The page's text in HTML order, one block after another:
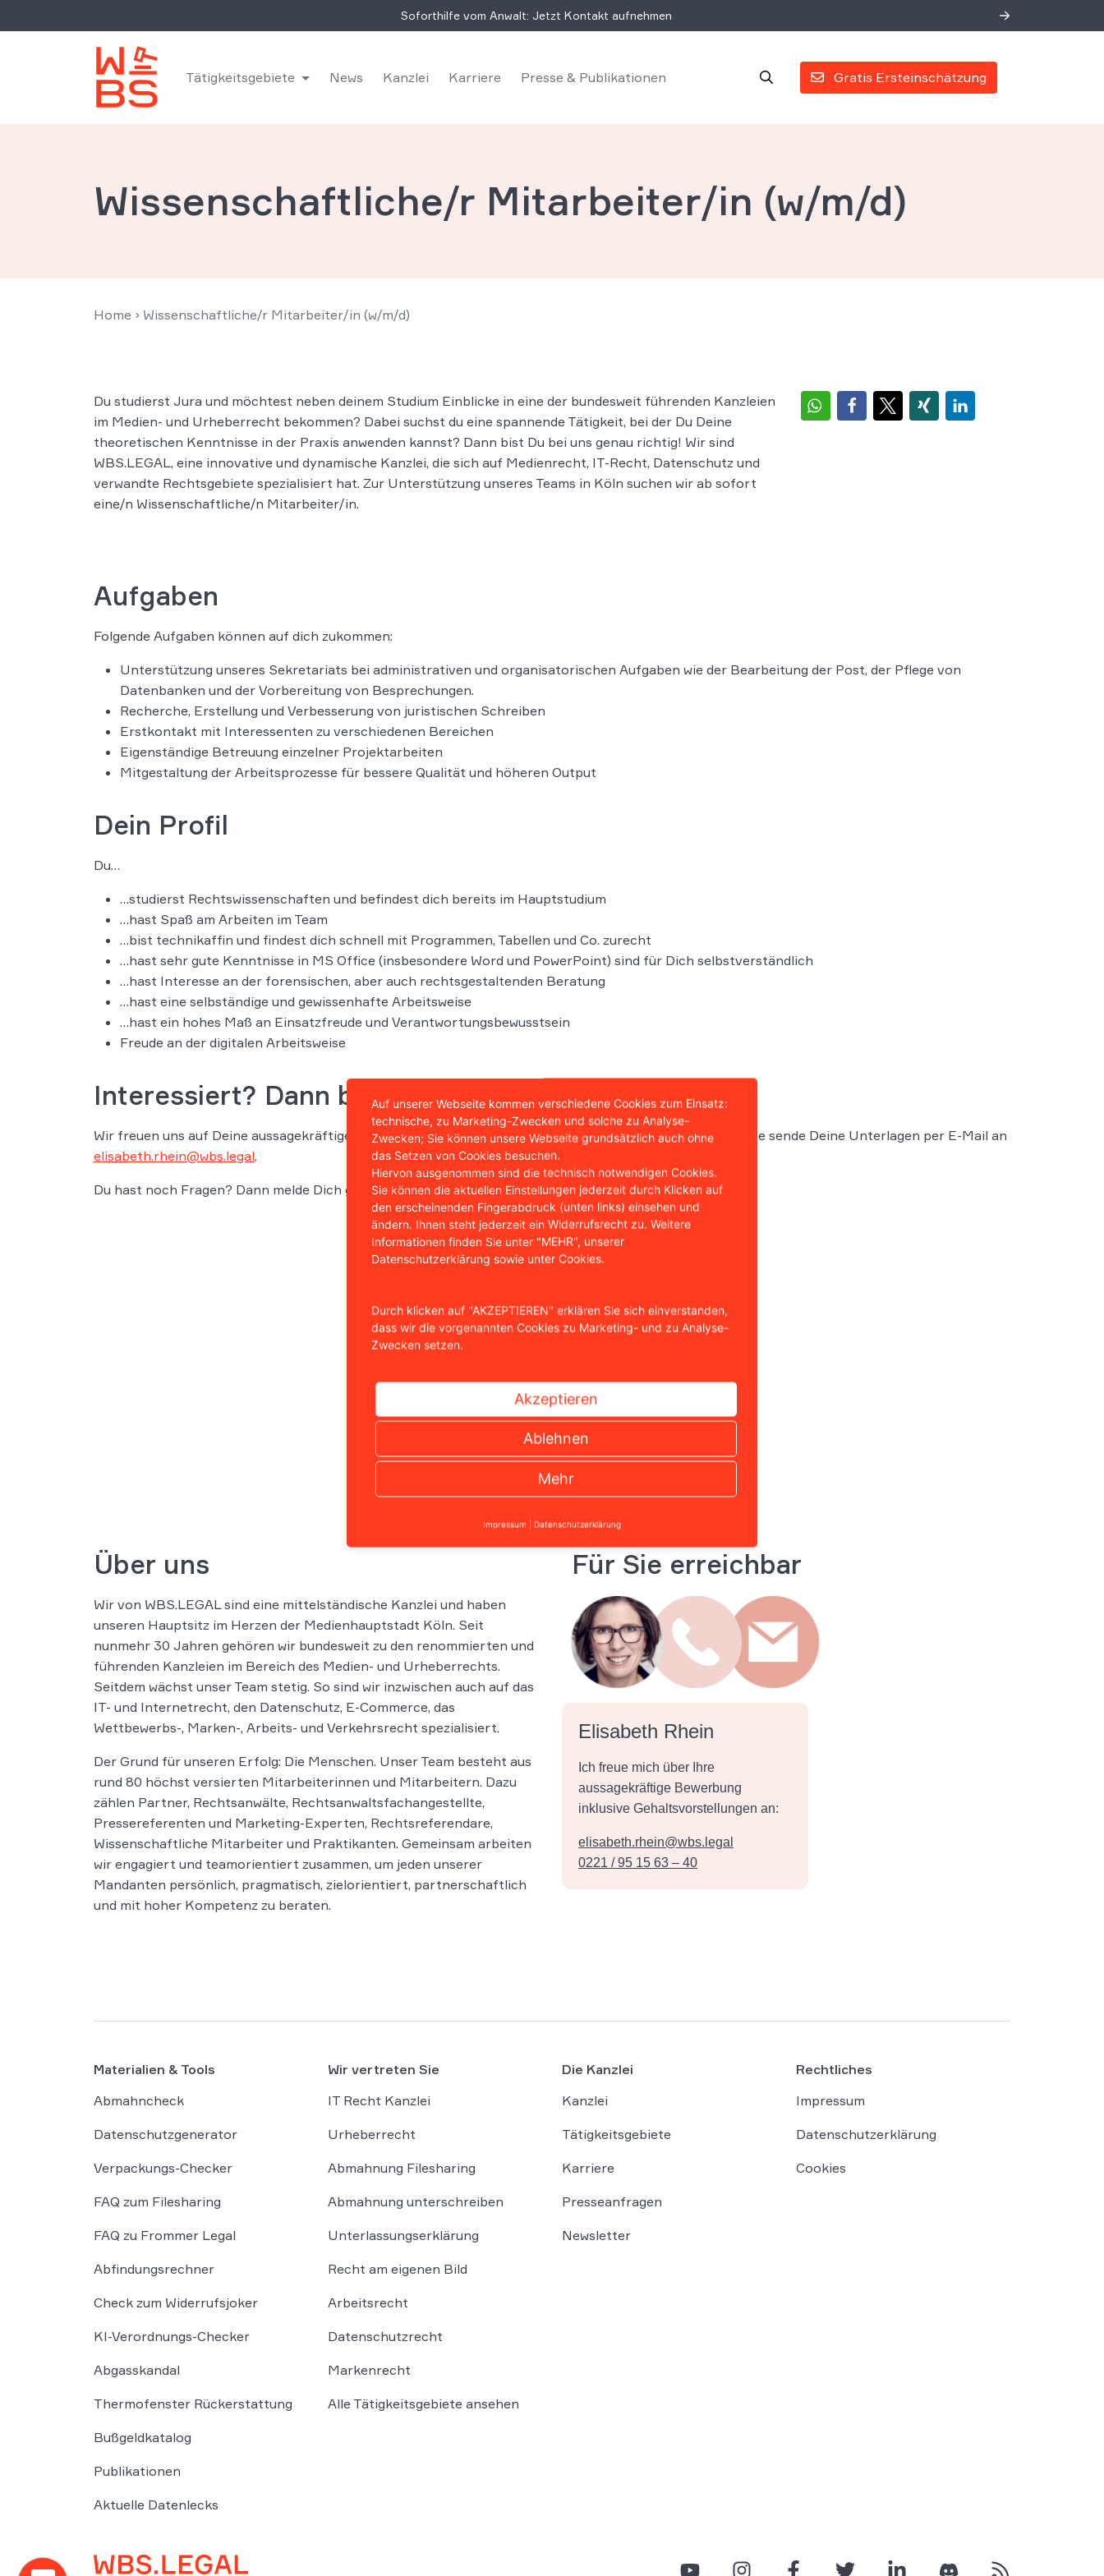
Soforthilfe vom Anwalt: Jetzt Kontakt aufnehmen
Gratis Ersteinschätzung
Tätigkeitsgebiete News Kanzlei Karriere Presse & Publikationen
Wissenschaftliche/r Mitarbeiter/in (w/m/d)
Home › Wissenschaftliche/r Mitarbeiter/in (w/m/d)
Du studierst Jura und möchtest neben deinem Studium Einblicke in eine der bundesweit führenden Kanzleien
im Medien- und Urheberrecht bekommen? Dabei suchst du eine spannende Tätigkeit, bei der Du Deine
theoretischen Kenntnisse in der Praxis anwenden kannst? Dann bist Du bei uns genau richtig! Wir sind
WBS.LEGAL, eine innovative und dynamische Kanzlei, die sich auf Medienrecht, IT-Recht, Datenschutz und
verwandte Rechtsgebiete spezialisiert hat. Zur Unterstützung unseres Teams in Köln suchen wir ab sofort
eine/n Wissenschaftliche/n Mitarbeiter/in.
Aufgaben
Folgende Aufgaben können auf dich zukommen:
Unterstützung unseres Sekretariats bei administrativen und organisatorischen Aufgaben wie der Bearbeitung der Post, der Pflege von
Datenbanken und der Vorbereitung von Besprechungen.
Recherche, Erstellung und Verbesserung von juristischen Schreiben
Erstkontakt mit Interessenten zu verschiedenen Bereichen
Eigenständige Betreuung einzelner Projektarbeiten
Mitgestaltung der Arbeitsprozesse für bessere Qualität und höheren Output
Dein Profil
Du…
…studierst Rechtswissenschaften und befindest dich bereits im Hauptstudium
…hast Spaß am Arbeiten im Team
…bist technikaffin und findest dich schnell mit Programmen, Tabellen und Co. zurecht
…hast sehr gute Kenntnisse in MS Office (insbesondere Word und PowerPoint) sind für Dich selbstverständlich
…hast Interesse an der forensischen, aber auch rechtsgestaltenden Beratung
…hast eine selbständige und gewissenhafte Arbeitsweise
…hast ein hohes Maß an Einsatzfreude und Verantwortungsbewusstsein
Freude an der digitalen Arbeitsweise
Interessiert? Dann bewirb Dich jetzt!
Wir freuen uns auf Deine aussagekräftige Bewerbung inklusive Lebenslauf und relevanten Zeugnissen. Bitte sende Deine Unterlagen per E-Mail an
elisabeth.rhein@wbs.legal.
Du hast noch Fragen? Dann melde Dich gerne bei uns telefonisch unter0221 / 95 15 63 – 40.
Über uns
Wir von WBS.LEGAL sind eine mittelständische Kanzlei und haben
unseren Hauptsitz im Herzen der Medienhauptstadt Köln. Seit
nunmehr 30 Jahren gehören wir bundesweit zu den renommierten und
führenden Kanzleien im Bereich des Medien- und Urheberrechts.
Seitdem wächst unser Team stetig. So sind wir inzwischen auch auf das
IT- und Internetrecht, den Datenschutz, E-Commerce, das
Wettbewerbs-, Marken-, Arbeits- und Verkehrsrecht spezialisiert.
Der Grund für unseren Erfolg: Die Menschen. Unser Team besteht aus
rund 80 höchst versierten Mitarbeiterinnen und Mitarbeitern. Dazu
zählen Partner, Rechtsanwälte, Rechtsanwaltsfachangestellte,
Pressereferenten und Marketing-Experten, Rechtsreferendare,
Wissenschaftliche Mitarbeiter und Praktikanten. Gemeinsam arbeiten
wir engagiert und teamorientiert zusammen, um jeden unserer
Mandanten persönlich, pragmatisch, zielorientiert, partnerschaftlich
und mit hoher Kompetenz zu beraten.
Für Sie erreichbar
Elisabeth Rhein
Ich freue mich über Ihre
aussagekräftige Bewerbung
inklusive Gehaltsvorstellungen an:
elisabeth.rhein@wbs.legal
0221 / 95 15 63 – 40
Materialien & Tools
Abmahncheck
Datenschutzgenerator
Verpackungs-Checker
FAQ zum Filesharing
FAQ zu Frommer Legal
Abfindungsrechner
Check zum Widerrufsjoker
KI-Verordnungs-Checker
Abgasskandal
Thermofenster Rückerstattung
Bußgeldkatalog
Publikationen
Aktuelle Datenlecks
Wir vertreten Sie
IT Recht Kanzlei
Urheberrecht
Abmahnung Filesharing
Abmahnung unterschreiben
Unterlassungserklärung
Recht am eigenen Bild
Arbeitsrecht
Datenschutzrecht
Markenrecht
Alle Tätigkeitsgebiete ansehen
Die Kanzlei
Kanzlei
Tätigkeitsgebiete
Karriere
Presseanfragen
Newsletter
Rechtliches
Impressum
Datenschutzerklärung
Cookies
Auf unserer Webseite kommen verschiedene Cookies zum Einsatz:
technische, zu Marketing-Zwecken und solche zu Analyse-
Zwecken; Sie können unsere Webseite grundsätzlich auch ohne
das Setzen von Cookies besuchen.
Hiervon ausgenommen sind die technisch notwendigen Cookies.
Sie können die aktuellen Einstellungen jederzeit durch Klicken auf
den erscheinenden Fingerabdruck (unten links) einsehen und
ändern. Ihnen steht jederzeit ein Widerrufsrecht zu. Weitere
Informationen finden Sie unter "MEHR", unserer
Datenschutzerklärung sowie unter Cookies.
Durch klicken auf "AKZEPTIEREN" erklären Sie sich einverstanden,
dass wir die vorgenannten Cookies zu Marketing- und zu Analyse-
Zwecken setzen.
Akzeptieren
Ablehnen
Mehr
Impressum Datenschutzerklärung